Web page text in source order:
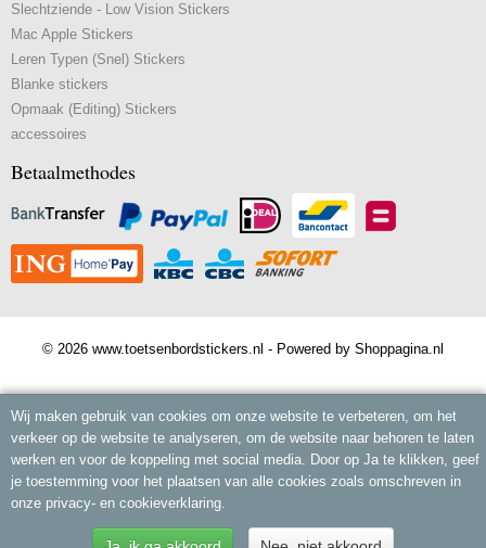
Slechtziende - Low Vision Stickers
Mac Apple Stickers
Leren Typen (Snel) Stickers
Blanke stickers
Opmaak (Editing) Stickers
accessoires
Betaalmethodes
© 2026 www.toetsenbordstickers.nl - Powered by Shoppagina.nl
Wij maken gebruik van cookies om onze website te verbeteren, om het
verkeer op de website te analyseren, om de website naar behoren te laten
werken en voor de koppeling met social media. Door op Ja te klikken, geef
je toestemming voor het plaatsen van alle cookies zoals omschreven in
onze privacy- en cookieverklaring.